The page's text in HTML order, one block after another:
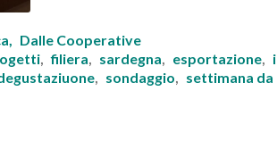
Dalle Cooperative
,filiera, sardegna, esportazione,
, sondaggio, settimana